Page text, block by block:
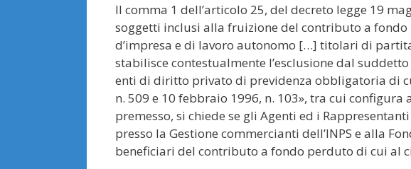
Il comma 1 dell’articolo 25, del decreto legge 19
soggetti inclusi alla fruizione del contributo a
d’impresa e di lavoro autonomo […] titolari di
stabilisce contestualmente l’esclusione dal
enti di diritto privato di previdenza obbligatoria di
n. 509 e 10 febbraio 1996, n. 103», tra cui configura
premesso, si chiede se gli Agenti ed i
presso la Gestione commercianti dell’INPS e alla
beneficiari del contributo a fondo perduto di cui al